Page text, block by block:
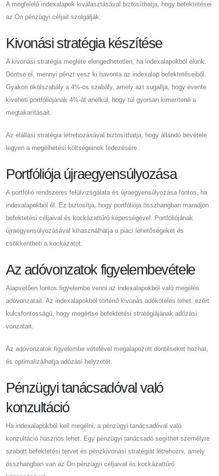
A megfelelő indexalapok kiválasztásával biztosíthatja, hogy befektetései
az Ön pénzügyi céljait szolgálják.
Kivonási stratégia készítése
A kivonási stratégia megléte elengedhetetlen, ha indexalapokból élünk.
Döntse el, mennyi pénzt vesz ki havonta az indexalap befektetéseiből.
Gyakori ökölszabály a 4%-os szabály, amely azt sugallja, hogy évente
kiveheti portfóliójának 4%-át anélkül, hogy túl gyorsan kimerítené a
megtakarításait.
Az elállási stratégia létrehozásával biztosíthatja, hogy állandó bevétele
legyen a megélhetési költségeinek fedezésére.
Portfóliója újraegyensúlyozása
A portfólió rendszeres felülvizsgálata és újraegyensúlyozása fontos, ha
indexalapokból él. Ez biztosítja, hogy portfóliója összhangban maradjon
befektetési céljaival és kockázattűrő képességével. Portfóliójának
újraegyensúlyozásával kihasználhatja a piaci lehetőségeket és
csökkentheti a kockázatot.
Az adóvonzatok figyelembevétele
Alapvetően fontos figyelembe venni az indexalapokból való megélés
adóvonzatait. Az indexalapokból történő kivonás adóköteles lehet, ezért
kulcsfontosságú, hogy megértse befektetési stratégiájának adózási
vonzatait.
Az adóvonzatok figyelembe vételével megalapozott döntéseket hozhat,
és optimalizálhatja adózási helyzetét.
Pénzügyi tanácsadóval való
konzultáció
Ha indexalapokból kell megélni, a pénzügyi tanácsadóval való
konzultáció hasznos lehet. Egy pénzügyi tanácsadó segíthet személyre
szabott befektetési tervet és pénzkivonási stratégiát létrehozni, amely
összhangban van az Ön pénzügyi céljaival és kockázattűrő